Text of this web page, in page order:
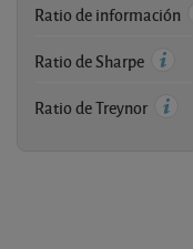
Ratio de información
Ratio de Sharpe
Ratio de Treynor